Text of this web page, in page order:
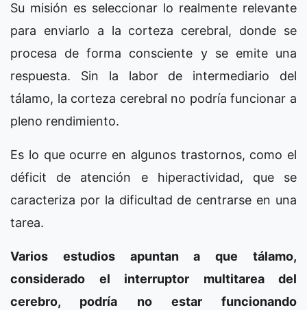
Su misión es seleccionar lo realmente relevante
para enviarlo a la corteza cerebral, donde se
procesa de forma consciente y se emite una
respuesta. Sin la labor de intermediario del
tálamo, la corteza cerebral no podría funcionar a
pleno rendimiento.
Es lo que ocurre en algunos trastornos, como el
déficit de atención e hiperactividad, que se
caracteriza por la dificultad de centrarse en una
tarea.
Varios estudios apuntan a que tálamo,
considerado el interruptor multitarea del
cerebro, podría no estar funcionando